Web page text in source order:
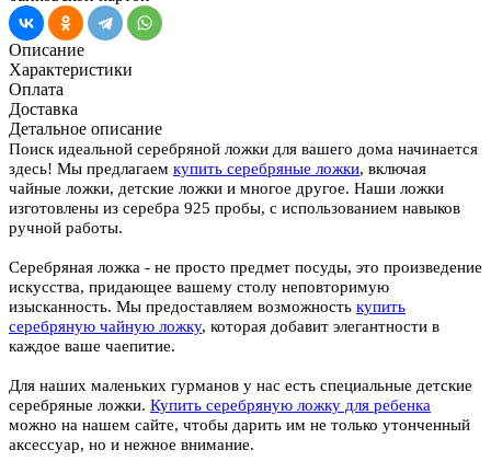
Описание
Характеристики
Оплата
Доставка
Детальное описание
Поиск идеальной серебряной ложки для вашего дома начинается
здесь! Мы предлагаем купить серебряные ложки, включая
чайные ложки, детские ложки и многое другое. Наши ложки
изготовлены из серебра 925 пробы, с использованием навыков
ручной работы.
Серебряная ложка - не просто предмет посуды, это произведение
искусства, придающее вашему столу неповторимую
изысканность. Мы предоставляем возможность купить
серебряную чайную ложку, которая добавит элегантности в
каждое ваше чаепитие.
Для наших маленьких гурманов у нас есть специальные детские
серебряные ложки. Купить серебряную ложку для ребенка
можно на нашем сайте, чтобы дарить им не только утонченный
аксессуар, но и нежное внимание.